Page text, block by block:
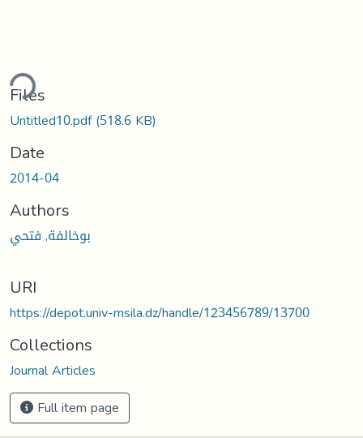
Files
Untitled10.pdf(518.6 KB)
Date
2014-04
Authors
بوخالفة, فتحي
URI
https://depot.univ-msila.dz/handle/123456789/13700
Collections
Journal Articles
Full item page